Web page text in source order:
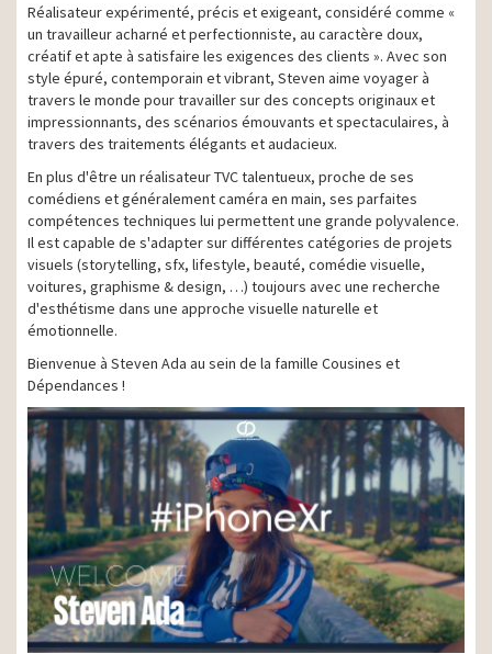
Réalisateur expérimenté, précis et exigeant, considéré comme «
un travailleur acharné et perfectionniste, au caractère doux,
créatif et apte à satisfaire les exigences des clients ». Avec son
style épuré, contemporain et vibrant, Steven aime voyager à
travers le monde pour travailler sur des concepts originaux et
impressionnants, des scénarios émouvants et spectaculaires, à
travers des traitements élégants et audacieux.
En plus d'être un réalisateur TVC talentueux, proche de ses
comédiens et généralement caméra en main, ses parfaites
compétences techniques lui permettent une grande polyvalence.
Il est capable de s'adapter sur différentes catégories de projets
visuels (storytelling, sfx, lifestyle, beauté, comédie visuelle,
voitures, graphisme & design, …) toujours avec une recherche
d'esthétisme dans une approche visuelle naturelle et
émotionnelle.
Bienvenue à Steven Ada au sein de la famille Cousines et
Dépendances !